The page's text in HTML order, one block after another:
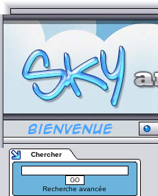
Chercher
Recherche avancée